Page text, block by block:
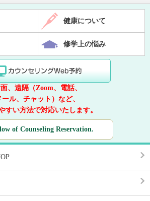
健康について
修学上の悩み
、遠隔（Zoom、電話、
ール、チャット）など、
すい方法で対応いたします。
of Counseling Reservation.